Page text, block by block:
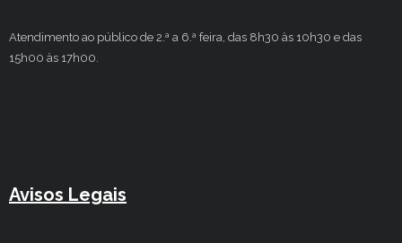
Atendimento ao público de 2.ª a 6.ª feira, das 8h30 às 10h30 e das
15h00 às 17h00.
Avisos Legais